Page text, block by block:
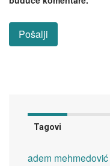
Tagovi
adem mehmedović